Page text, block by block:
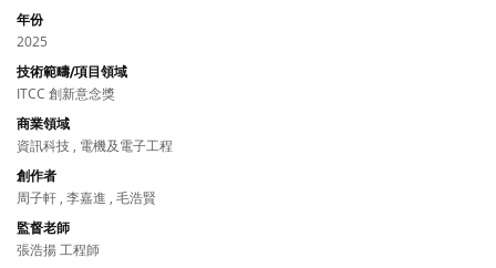
年份
2025
技術範疇/項目領域
ITCC 創新意念獎
商業領域
資訊科技 , 電機及電子工程
創作者
周子軒 , 李嘉進 , 毛浩賢
監督老師
張浩揚 工程師